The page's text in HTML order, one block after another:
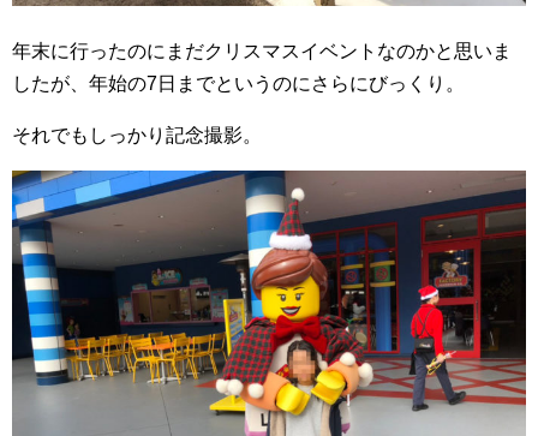
年末に行ったのにまだクリスマスイベントなのかと思いま
したが、年始の7日までというのにさらにびっくり。
それでもしっかり記念撮影。